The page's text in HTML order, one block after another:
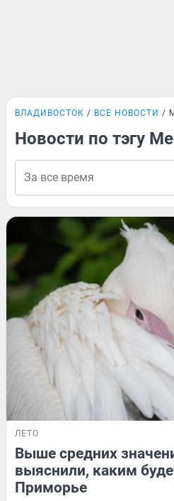
ВЛАДИВОСТОК ВСЕ НОВОСТИ
Новости по тэгу
ЛЕТО
Выше средних
выяснили, каким
Приморье